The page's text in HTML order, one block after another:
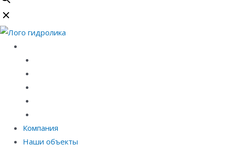
Компания
Наши объекты